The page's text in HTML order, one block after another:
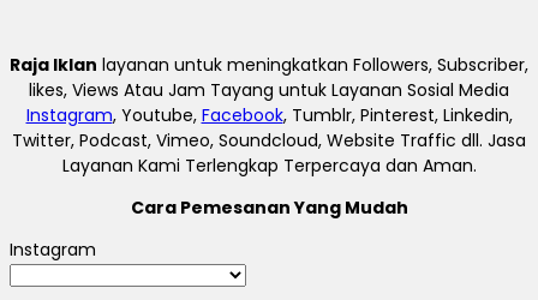
Raja Iklan layanan untuk meningkatkan Followers, Subscriber,
likes, Views Atau Jam Tayang untuk Layanan Sosial Media
Instagram, Youtube, Facebook, Tumblr, Pinterest, Linkedin,
Twitter, Podcast, Vimeo, Soundcloud, Website Traffic dll. Jasa
Layanan Kami Terlengkap Terpercaya dan Aman.
Cara Pemesanan Yang Mudah
Instagram